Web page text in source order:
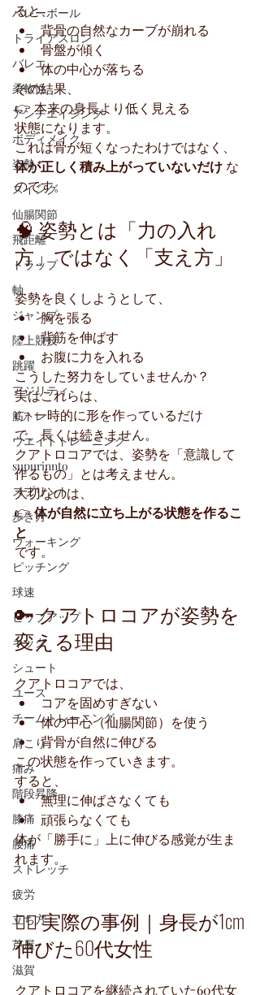
バレーボール
トライアスロン
バレエ
柔軟性
アンチエイジング
ボディメイク
姿勢
スイング
仙腸関節
飛距離
トラップ
軸
ジャンプ
陸上競技
跳躍
アジリティ
筋トレ
ウエイトトレーニング
supurinnto
スプリント
歩き方
ウォーキング
ピッチング
球速
ヒップアップ
キック
シュート
ユース
チームトレーニング
肩こり
痛み
階段昇降
膝痛
腰痛
ストレッチ
疲労
立ち方
芦屋
滋賀
ると、
背骨の自然なカーブが崩れる
骨盤が傾く
体の中心が落ちる
その結果、
👉 本来の身長より低く見える
状態になります。
これは骨が短くなったわけではなく、
体が正しく積み上がっていないだけ な
のです。
🧠 姿勢とは「力の入れ
方」ではなく「支え方」
姿勢を良くしようとして、
胸を張る
背筋を伸ばす
お腹に力を入れる
こうした努力をしていませんか？
実はこれらは、
👉 一時的に形を作っているだけ
で、長くは続きません。
クアトロコアでは、姿勢を「意識して
作るもの」とは考えません。
大切なのは、
👉 体が自然に立ち上がる状態を作るこ
と
です。
🔑 クアトロコアが姿勢を
変える理由
クアトロコアでは、
コアを固めすぎない
体の中心（仙腸関節）を使う
背骨が自然に伸びる
この状態を作っていきます。
すると、
無理に伸ばさなくても
頑張らなくても
体が「勝手に」上に伸びる感覚が生ま
れます。
🧍‍♀️ 実際の事例｜身長が1cm
伸びた60代女性
クアトロコアを継続されていた60代女